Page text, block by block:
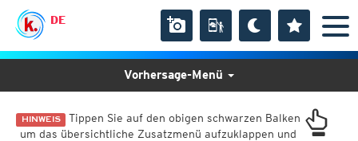
DE
HINWEIS Tippen Sie auf den obigen schwarzen Balken
um das übersichtliche Zusatzmenü aufzuklappen und
Vorhersage-Menü